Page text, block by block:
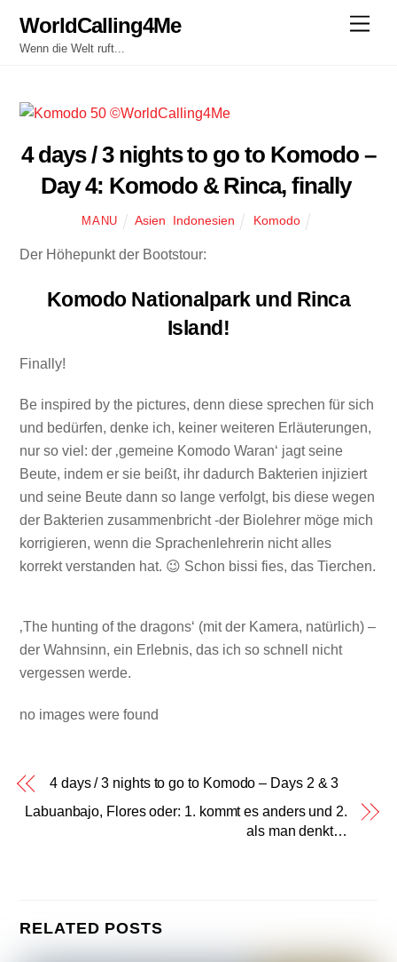
content
WorldCalling4Me
Wenn die Welt ruft...
​4 days / 3 nights to go to Komodo –
Day 4: Komodo & Rinca, finally
MANU Asien Indonesien Komodo
Der Höhepunkt der Bootstour:
Komodo Nationalpark und Rinca
Island !
Finally!
Be inspired by the pictures, denn diese sprechen für sich
und bedürfen, denke ich, keiner weiteren Erläuterungen,
nur so viel: der ‚gemeine Komodo Waran‘ jagt seine
Beute, indem er sie beißt, ihr dadurch Bakterien injiziert
und seine Beute dann so lange verfolgt, bis diese wegen
der Bakterien zusammenbricht -der Biolehrer möge mich
korrigieren, wenn die Sprachenlehrerin nicht alles
korrekt verstanden hat. 😉 Schon bissi fies, das Tierchen.
‚The hunting of the dragons‘ (mit der Kamera, natürlich) –
der Wahnsinn, ein Erlebnis, das ich so schnell nicht
vergessen werde.
no images were found
4 days / 3 nights to go to Komodo – Days 2 & 3
Labuanbajo, Flores oder: 1. kommt es anders und 2.
als man denkt…
RELATED POSTS